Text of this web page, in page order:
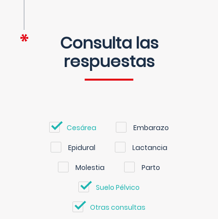
Consulta las
respuestas
Cesárea Embarazo
Epidural Lactancia
Molestia Parto
Suelo Pélvico
Otras consultas